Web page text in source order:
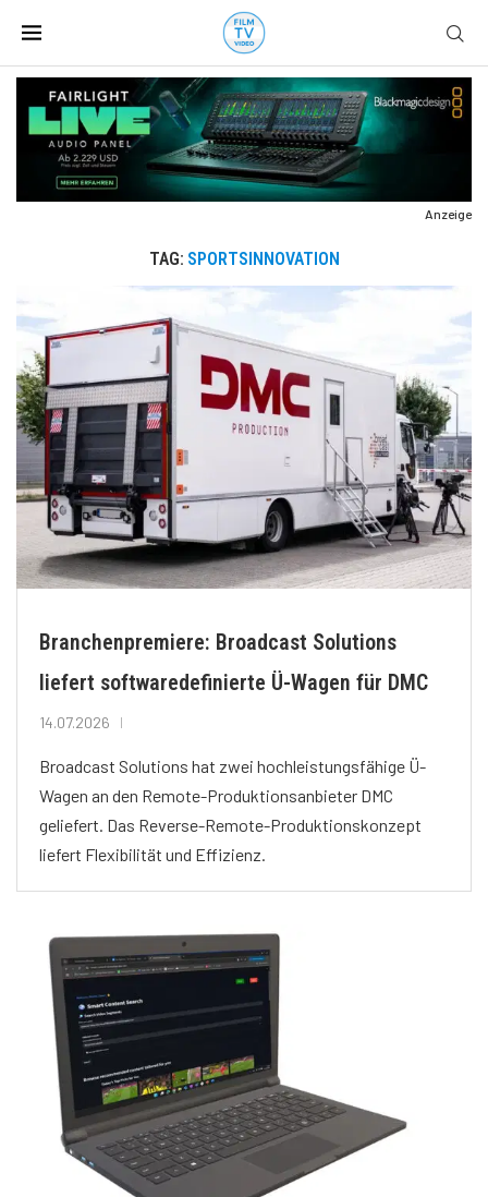
Anzeige
TAG: SPORTSINNOVATION
Branchenpremiere: Broadcast Solutions
liefert softwaredefinierte Ü-Wagen für DMC
14.07.2026
Broadcast Solutions hat zwei hochleistungsfähige Ü-
Wagen an den Remote-Produktionsanbieter DMC
geliefert. Das Reverse-Remote-Produktionskonzept
liefert Flexibilität und Effizienz.